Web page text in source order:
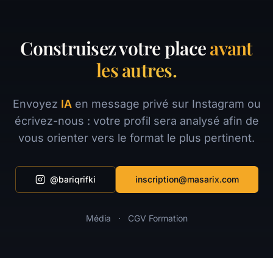
Construisez votre placeavant
les autres.
Envoyez IAen message privé sur Instagram ou
écrivez-nous : votre profil sera analysé afin de
vous orienter vers le format le plus pertinent.
@bariqrifki inscription@masarix.com
Média · CGV Formation